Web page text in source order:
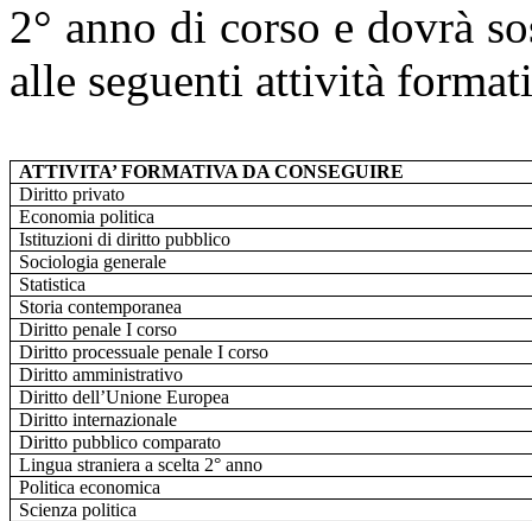
2° anno di corso e dovrà
alle seguenti attività
ATTIVITA’ FORMATIVA DA CONSEGUIRE
Diritto privato
Economia politica
Istituzioni di diritto pubblico
Sociologia generale
Statistica
Storia contemporanea
Diritto penale I corso
Diritto processuale penale I corso
Diritto amministrativo
Diritto dell’Unione Europea
Diritto internazionale
Diritto pubblico comparato
Lingua straniera a scelta 2° anno
Politica economica
Scienza politica